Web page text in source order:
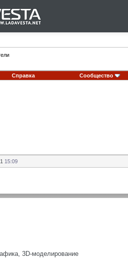
Справка Сообщество
15:09
3D-моделирование